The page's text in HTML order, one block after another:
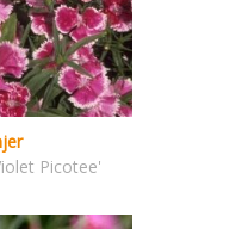
Picotee'